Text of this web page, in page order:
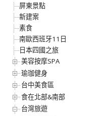
屏東景點
新建案
素食
南歐西班牙11日
日本四國之旅
美容按摩SPA
瑜珈健身
台中美食區
食在北部&南部
台灣旅遊